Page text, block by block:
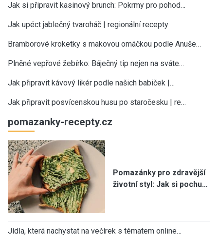
Jak si připravit kasinový brunch: Pokrmy pro pohod…
Jak upéct jablečný tvaroháč | regionální recepty
Bramborové kroketky s makovou omáčkou podle Anuše…
Plněné vepřové žebírko: Báječný tip nejen na sváte…
Jak připravit kávový likér podle našich babiček |…
Jak připravit posvícenskou husu po staročesku | re…
pomazanky-recepty.cz
Pomazánky pro zdravější
životní styl: Jak si pochu…
Jídla, která nachystat na večírek s tématem online…